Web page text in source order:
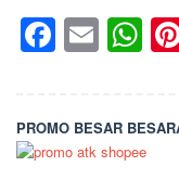
PROMO BESAR